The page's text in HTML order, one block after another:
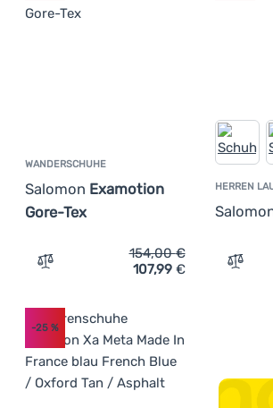
WANDERSCHUHE
Salomon Examotion
Gore-Tex
Zum Vergleich 'Wanderschuhe
154,00€
107,99 €
HERREN
Zum
-25 %